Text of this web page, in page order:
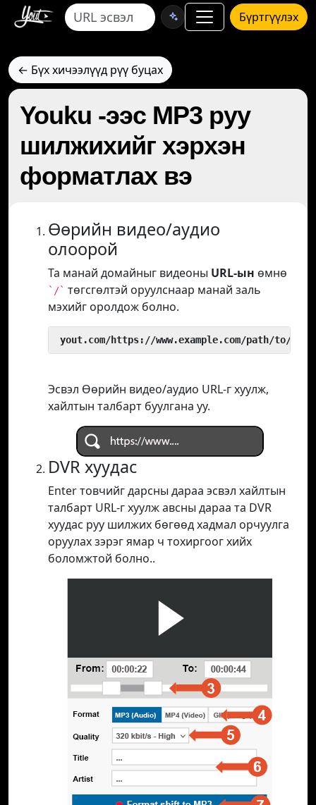
Бүртгүүлэх
← Бүх хичээлүүд рүү буцах
Youku -ээс MP3 руу
шилжихийг хэрхэн
форматлах вэ
Өөрийн видео/аудио
олоорой
Та манай домайныг видеоны URL-ын өмнө
`/` төгсгөлтэй оруулснаар манай заль
мэхийг оролдож болно.
yout.com/https://www.example.com/path/to/
Эсвэл Өөрийн видео/аудио URL-г хуулж,
хайлтын талбарт буулгана уу.
DVR хуудас
Enter товчийг дарсны дараа эсвэл хайлтын
талбарт URL-г хуулж авсны дараа та DVR
хуудас руу шилжих бөгөөд хадмал орчуулга
оруулах зэрэг ямар ч тохиргоог хийх
боломжтой болно..